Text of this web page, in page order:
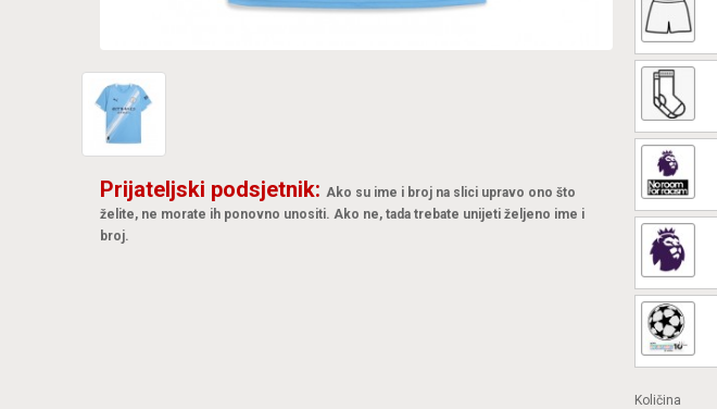
Prijateljski podsjetnik: Ako su ime i broj na slici upravo ono što
želite, ne morate ih ponovno unositi. Ako ne, tada trebate unijeti željeno ime i
broj.
Količina